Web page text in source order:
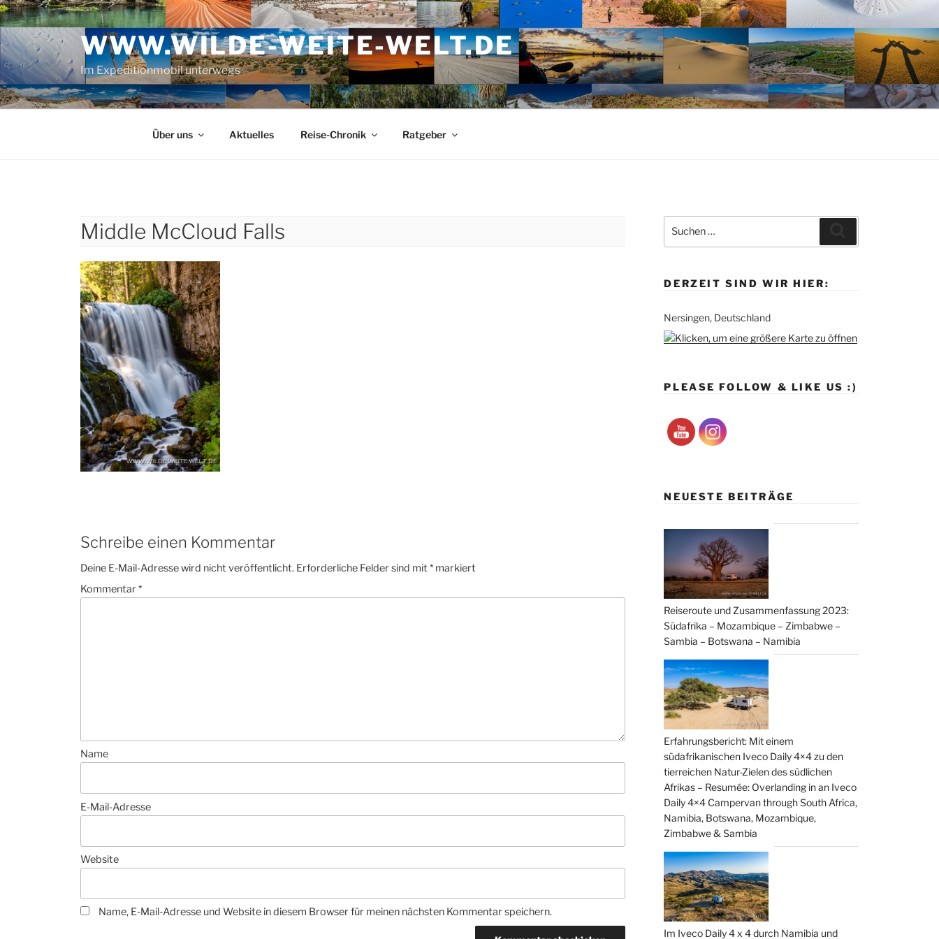
Zum
Inhalt
springen
WWW.WILDE-WEITE-WELT.DE
Im Expeditionmobil unterwegs
Über uns Aktuelles Reise-Chronik Ratgeber
Middle McCloud Falls
Schreibe einen Kommentar
Deine E-Mail-Adresse wird nicht veröffentlicht. Erforderliche Felder sind mit* markiert
Kommentar*
Name
E-Mail-Adresse
Website
Name, E-Mail-Adresse und Website in diesem Browser für meinen nächsten Kommentar speichern.
nach:
DERZEIT SIND WIR HIER:
Nersingen, Deutschland
PLEASE FOLLOW & LIKE US :)
NEUESTE BEITRÄGE
Reiseroute und Zusammenfassung 2023:
Südafrika – Mozambique – Zimbabwe –
Sambia – Botswana – Namibia
Erfahrungsbericht: Mit einem
südafrikanischen Iveco Daily 4×4 zu den
tierreichen Natur-Zielen des südlichen
Afrikas – Resumée: Overlanding in an Iveco
Daily 4×4 Campervan through South Africa,
Namibia, Botswana, Mozambique,
Zimbabwe & Sambia
Im Iveco Daily 4 x 4 durch Namibia und